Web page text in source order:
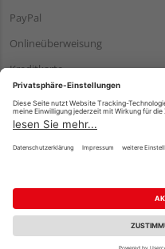
PayPal
Onlineüberweisung
Kreditkarte
Rechnung*
*Bonität vorausgesetzt
Impressum Datenschutz
Vertrag widerrufen